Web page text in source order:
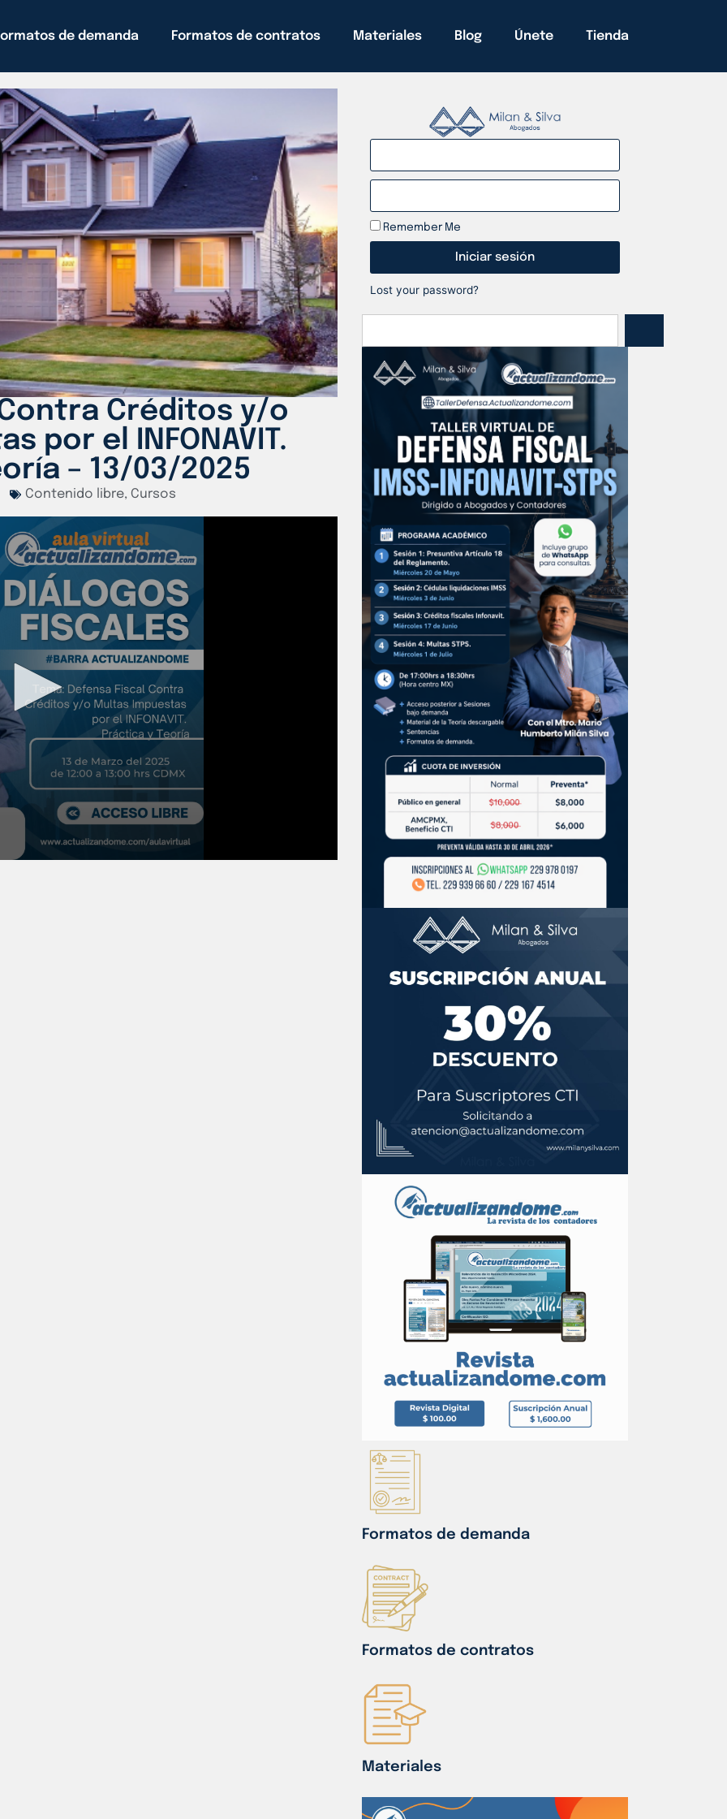
de demanda Formatos de contratos Materiales Blog Únete Tienda
Créditos y/o
por el INFONAVIT.
– 13/03/2025
Contenido libre, Cursos
Remember Me
Iniciar sesión
Lost your password?
Formatos de demanda
Formatos de contratos
Materiales